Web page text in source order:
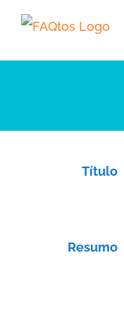
Skip
content
Título
Resumo